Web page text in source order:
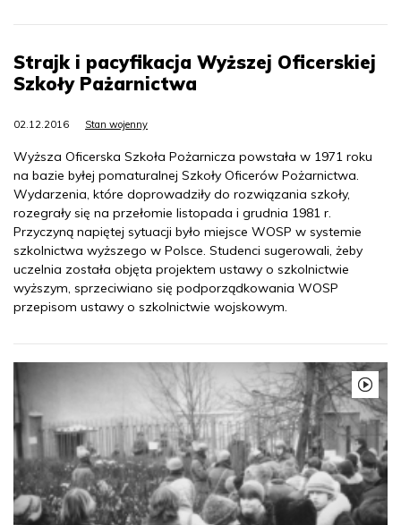
Strajk i pacyfikacja Wyższej Oficerskiej
Szkoły Pażarnictwa
02.12.2016 Stan wojenny
Wyższa Oficerska Szkoła Pożarnicza powstała w 1971 roku
na bazie byłej pomaturalnej Szkoły Oficerów Pożarnictwa.
Wydarzenia, które doprowadziły do rozwiązania szkoły,
rozegrały się na przełomie listopada i grudnia 1981 r.
Przyczyną napiętej sytuacji było miejsce WOSP w systemie
szkolnictwa wyższego w Polsce. Studenci sugerowali, żeby
uczelnia została objęta projektem ustawy o szkolnictwie
wyższym, sprzeciwiano się podporządkowania WOSP
przepisom ustawy o szkolnictwie wojskowym.